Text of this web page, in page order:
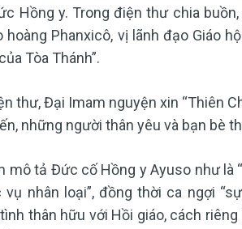
Hồng y. Trong điện thư chia
hoàng Phanxicô, vị lãnh đạo Giáo
Tòa Thánh”.
thư, Đại Imam nguyện xin “Thiên
những người thân yêu và bạn bè
mô tả Đức cố Hồng y Ayuso như
vụ nhân loại”, đồng thời ca ngợi
thân hữu với Hồi giáo, cách